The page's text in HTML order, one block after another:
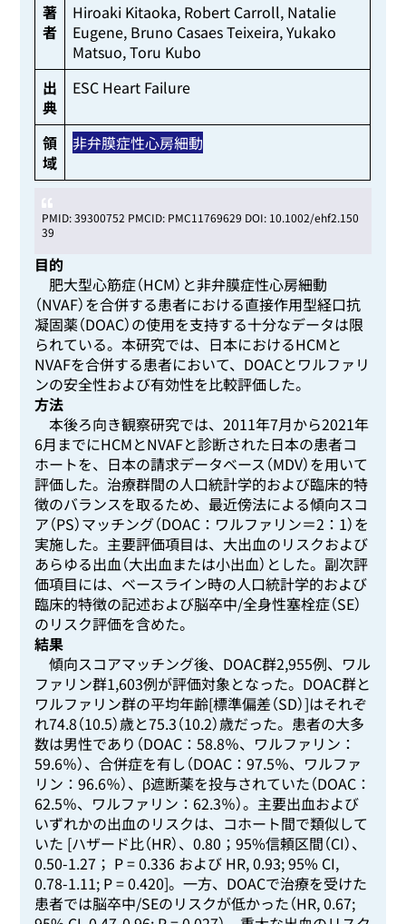
著
者
Hiroaki Kitaoka, Robert Carroll, Natalie
Eugene, Bruno Casaes Teixeira, Yukako
Matsuo, Toru Kubo
出
典
ESC Heart Failure
領
域
非弁膜症性心房細動
PMID: 39300752 PMCID: PMC11769629 DOI: 10.1002/ehf2.150
39
目的
肥大型心筋症（HCM）と非弁膜症性心房細動
（NVAF）を合併する患者における直接作用型経口抗
凝固薬（DOAC）の使用を支持する十分なデータは限
られている。本研究では、日本におけるHCMと
NVAFを合併する患者において、DOACとワルファリ
ンの安全性および有効性を比較評価した。
方法
本後ろ向き観察研究では、2011年7月から2021年
6月までにHCMとNVAFと診断された日本の患者コ
ホートを、日本の請求データベース（MDV）を用いて
評価した。治療群間の人口統計学的および臨床的特
徴のバランスを取るため、最近傍法による傾向スコ
ア（PS）マッチング（DOAC：ワルファリン＝2：1）を
実施した。主要評価項目は、大出血のリスクおよび
あらゆる出血（大出血または小出血）とした。副次評
価項目には、ベースライン時の人口統計学的および
臨床的特徴の記述および脳卒中/全身性塞栓症（SE）
のリスク評価を含めた。
結果
傾向スコアマッチング後、DOAC群2,955例、ワル
ファリン群1,603例が評価対象となった。DOAC群と
ワルファリン群の平均年齢[標準偏差（SD）]はそれぞ
れ74.8（10.5）歳と75.3（10.2）歳だった。患者の大多
数は男性であり（DOAC：58.8％、ワルファリン：
59.6％）、合併症を有し（DOAC：97.5％、ワルファ
リン：96.6％）、β遮断薬を投与されていた（DOAC：
62.5％、ワルファリン：62.3％）。主要出血および
いずれかの出血のリスクは、コホート間で類似して
いた [ハザード比（HR）、0.80；95%信頼区間（CI）、
0.50-1.27； P = 0.336 および HR, 0.93; 95% CI,
0.78-1.11; P = 0.420]。一方、DOACで治療を受けた
患者では脳卒中/SEのリスクが低かった（HR, 0.67;